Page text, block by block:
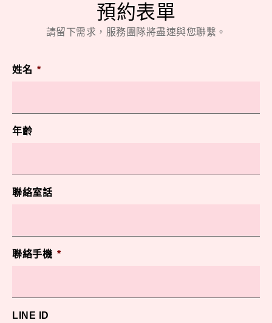
預約表單
請留下需求，服務團隊將盡速與您聯繫。
姓名 *
年齡
聯絡室話
聯絡手機 *
LINE ID